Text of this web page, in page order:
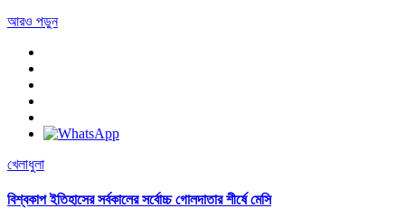
আরও পড়ুন
খেলাধুলা
বিশ্বকাপ ইতিহাসের সর্বকালের সর্বোচ্চ গোলদাতার শীর্ষে মেসি